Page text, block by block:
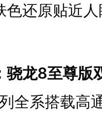
色还原贴近
骁龙8至尊版
全系搭载高